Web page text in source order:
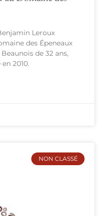
Leroux
des Épeneaux
de 32 ans,
2010.
NON CLASSÉ